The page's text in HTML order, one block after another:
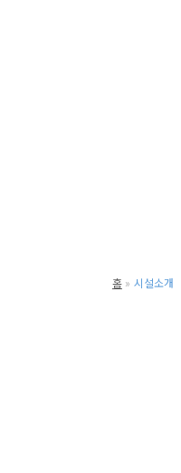
홈 시설소개